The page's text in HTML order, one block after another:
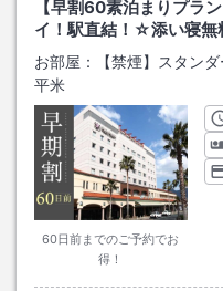
【早割60素泊まりプラ
イ！駅直結！☆添い寝
お部屋： 【禁煙】スタン
平米
60日前までのご予約でお
得！